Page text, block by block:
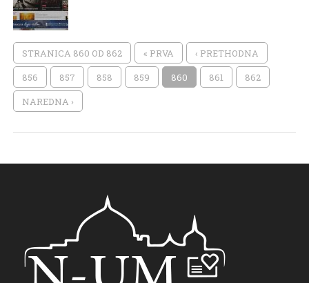
STRANICA 860 OD 862 « PRVA ‹ PRETHODNA
856 857 858 859 860 861 862
NAREDNA ›